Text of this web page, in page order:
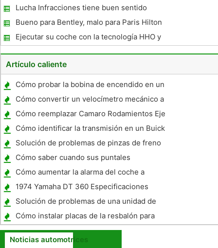
que todavía es deuda llevando los
Lucha Infracciones tiene buen sentido
financiero
Bueno para Bentley, malo para Paris Hilton
Ejecutar su coche con la tecnología HHO y
cosechar los beneficios
Artículo caliente
Cómo probar la bobina de encendido en un
1968 Chevrolet
Cómo convertir un velocímetro mecánico a
un velocímetro electrónico
Cómo reemplazar Camaro Rodamientos Eje
Cómo identificar la transmisión en un Buick
Solución de problemas de pinzas de freno
Cómo saber cuando sus puntales
delanteros necesitan cambiar
Cómo aumentar la alarma del coche a
distancia Distancia
1974 Yamaha DT 360 Especificaciones
Solución de problemas de una unidad de
envío de Temperatura
Cómo instalar placas de la resbalón para
Honda Rincon ATVs
Noticias automotrices